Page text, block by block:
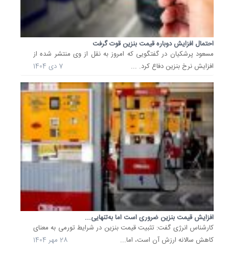
احتمال افزایش دوباره قیمت بنزین قوت گرفت
مسعود پرشکیان در گفتگویی که امروز به نقل از وی منتشر شده از
افزایش نرخ بنزین دفاع کرد. ...
7 دی 1404
افزایش قیمت بنزین ضروری است اما به‌تنهایی...
کارشناس انرژی گفت: تثبیت قیمت بنزین در شرایط تورمی به معنای
کاهش سالانه ارزش آن است، اما...
28 مهر 1404